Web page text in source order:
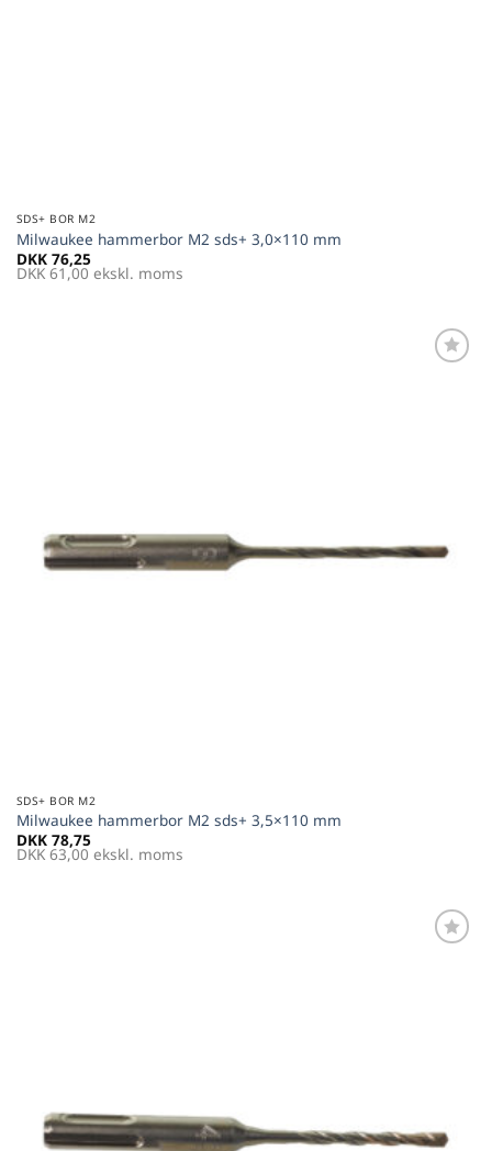
SDS+ BOR M2
Milwaukee hammerbor M2 sds+ 3,0×110 mm
DKK 76,25
DKK 61,00 ekskl. moms
SDS+ BOR M2
Milwaukee hammerbor M2 sds+ 3,5×110 mm
DKK 78,75
DKK 63,00 ekskl. moms